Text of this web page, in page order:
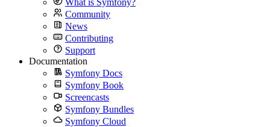
What is Symfony?
Community
News
Contributing
Support
Documentation
Symfony Docs
Symfony Book
Screencasts
Symfony Bundles
Symfony Cloud